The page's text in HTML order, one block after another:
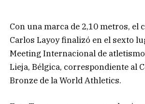
Con una marca de 2,10 metros, el
Carlos Layoy finalizó en el sexto
Meeting Internacional de
Lieja, Bélgica, correspondiente al
Bronze de la World Athletics.